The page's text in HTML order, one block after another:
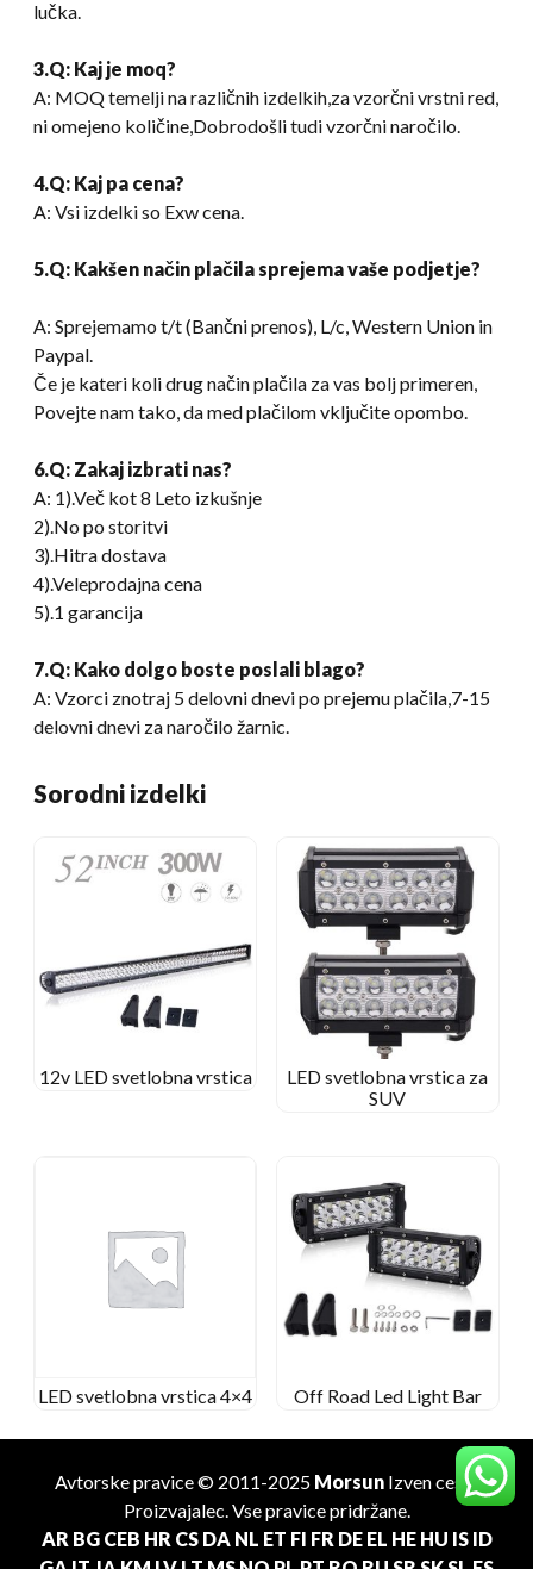
lučka.
3.Q: Kaj je moq?
A: MOQ temelji na različnih izdelkih,za vzorčni vrstni red,
ni omejeno količine,Dobrodošli tudi vzorčni naročilo.
4.Q: Kaj pa cena?
A: Vsi izdelki so Exw cena.
5.Q: Kakšen način plačila sprejema vaše podjetje?
A: Sprejemamo t/t (Bančni prenos), L/c, Western Union in
Paypal.
Če je kateri koli drug način plačila za vas bolj primeren,
Povejte nam tako, da med plačilom vključite opombo.
6.Q: Zakaj izbrati nas?
A: 1).Več kot 8 Leto izkušnje
2).No po storitvi
3).Hitra dostava
4).Veleprodajna cena
5).1 garancija
7.Q: Kako dolgo boste poslali blago?
A: Vzorci znotraj 5 delovni dnevi po prejemu plačila,7-15
delovni dnevi za naročilo žarnic.
Sorodni izdelki
12v LED svetlobna vrstica
LED svetlobna vrstica za
SUV
LED svetlobna vrstica 4×4 Off Road Led Light Bar
Avtorske pravice © 2011-2025 MorsunIzven ceste
Proizvajalec. Vse pravice pridržane.
AR BG CEB HR CS DA NL ET FI FR DE EL HE HU IS ID